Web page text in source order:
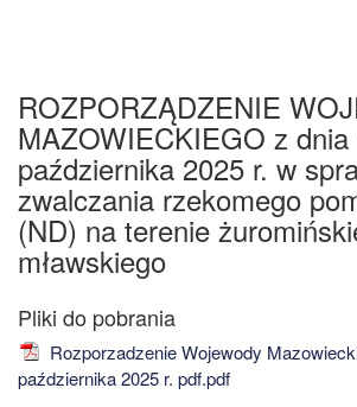
ROZPORZĄDZENIE
MAZOWIECKIEGO z dnia
października 2025 r. w
zwalczania rzekomego
(ND) na terenie
mławskiego
Rozporzadzenie Wojewody
października 2025 r. pdf.pdf